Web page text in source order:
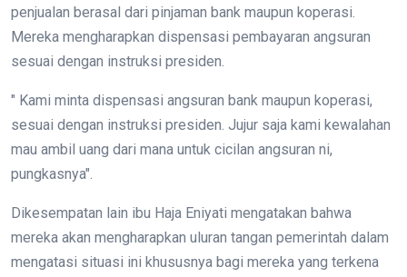
penjualan berasal dari pinjaman bank maupun koperasi.
Mereka mengharapkan dispensasi pembayaran angsuran
sesuai dengan instruksi presiden.
" Kami minta dispensasi angsuran bank maupun koperasi,
sesuai dengan instruksi presiden. Jujur saja kami kewalahan
mau ambil uang dari mana untuk cicilan angsuran ni,
pungkasnya".
Dikesempatan lain ibu Haja Eniyati mengatakan bahwa
mereka akan mengharapkan uluran tangan pemerintah dalam
mengatasi situasi ini khususnya bagi mereka yang terkena